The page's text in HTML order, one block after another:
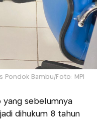
Pondok Bambu/Foto: MPI
yang sebelumnya
dihukum 8 tahun